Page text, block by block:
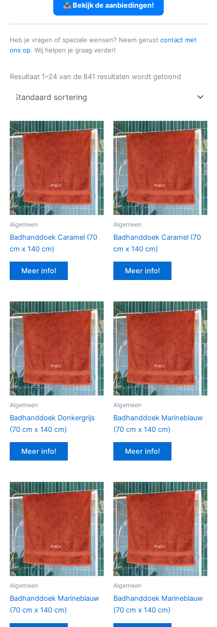
Bekijk de aanbiedingen!
Heb je vragen of speciale wensen? Neem gerust contact met
ons op. Wij helpen je graag verder!
Resultaat 1–24 van de 841 resultaten wordt getoond
Algemeen
Badhanddoek Caramel (70
cm x 140 cm)
Meer info!
Algemeen
Badhanddoek Caramel (70
cm x 140 cm)
Meer info!
Algemeen
Badhanddoek Donkergrijs
(70 cm x 140 cm)
Meer info!
Algemeen
Badhanddoek Marineblauw
(70 cm x 140 cm)
Meer info!
Algemeen
Badhanddoek Marineblauw
(70 cm x 140 cm)
Algemeen
Badhanddoek Marineblauw
(70 cm x 140 cm)